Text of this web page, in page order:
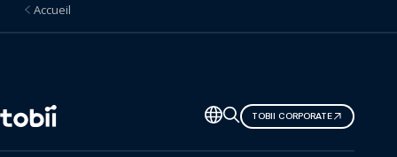
Accueil
Changer
de
langue
TOBII CORPORATE